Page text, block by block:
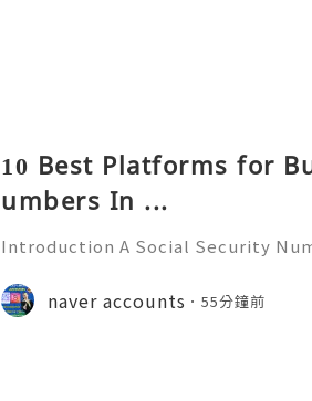
10 Best Platforms for
umbers In ...
Introduction A Social Security
official identification,
overnment-related pur
naver accounts 55分鐘前